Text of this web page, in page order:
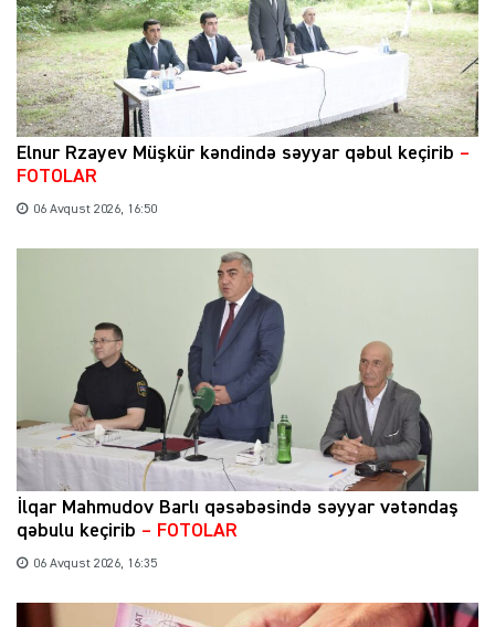
Elnur Rzayev Müşkür kəndində səyyar qəbul keçirib –
FOTOLAR
06 Avqust 2026, 16:50
İlqar Mahmudov Barlı qəsəbəsində səyyar vətəndaş
qəbulu keçirib – FOTOLAR
06 Avqust 2026, 16:35